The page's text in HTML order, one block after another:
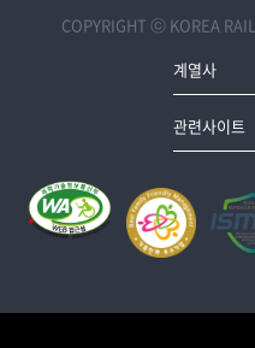
COPYRIGHT ⓒ KOREA
계열사
관련사이트